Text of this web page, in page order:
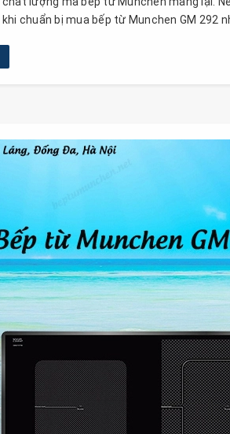
chuẩn bị mua bếp từ Munchen GM 292